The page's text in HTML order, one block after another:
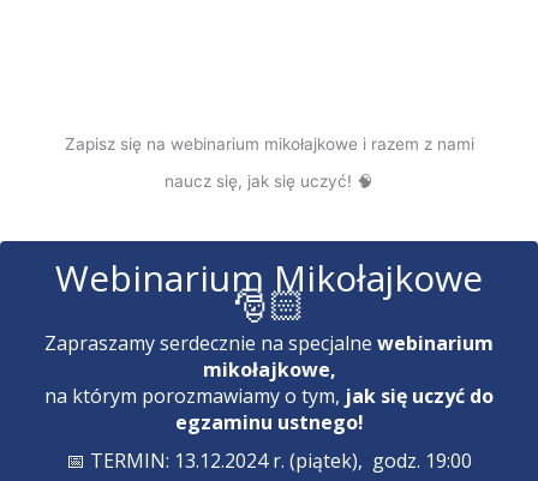
Zapisz się na webinarium mikołajkowe i razem z nami
naucz się, jak się uczyć! 🧠
Webinarium Mikołajkowe
🎅🏻
Zapraszamy serdecznie na specjalne webinarium
mikołajkowe,
na którym porozmawiamy o tym, jak się uczyć do
egzaminu ustnego!
📅 TERMIN: 13.12.2024 r. (piątek), godz. 19:00